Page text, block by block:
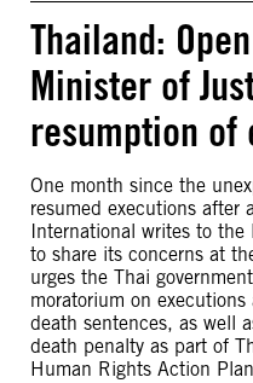
Thailand:
Minister of
resumption of
One month since the
resumed executions after
International writes to
to share its concerns at
urges the Thai
moratorium on
death sentences, as well
death penalty as part of
Human Rights Action